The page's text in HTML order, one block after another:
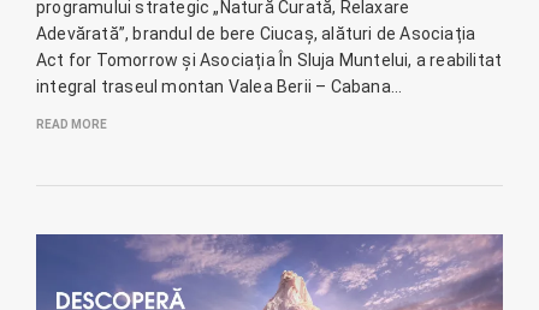
programului strategic „Natură Curată, Relaxare
Adevărată”, brandul de bere Ciucaș, alături de Asociația
Act for Tomorrow și Asociația În Sluja Muntelui, a reabilitat
integral traseul montan Valea Berii – Cabana…
READ MORE